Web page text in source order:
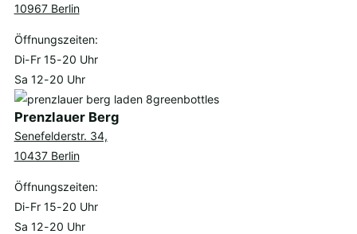
10967 Berlin
Öffnungszeiten:
Di-Fr 15-20 Uhr
Sa 12-20 Uhr
Prenzlauer Berg
Senefelderstr. 34,
10437 Berlin
Öffnungszeiten:
Di-Fr 15-20 Uhr
Sa 12-20 Uhr